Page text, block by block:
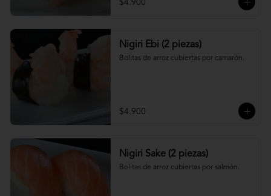
$4.900
Nigiri Ebi (2 piezas)
Bolitas de arroz cubiertas por camarón.
$4.900
Nigiri Sake (2 piezas)
Bolitas de arroz cubiertas por salmón.